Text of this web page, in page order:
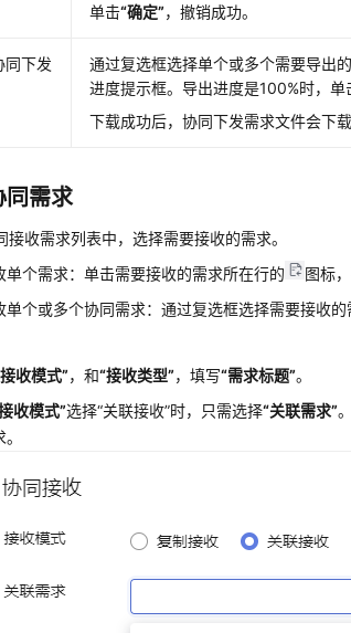
单击“确定”，撤销成功。
同下发
通过复选框选择单个或多个需要导出
进度提示框。导出进度是100%时，单
下载成功后，协同下发需求文件会下
同需求
接收需求列表中，选择需要接收的需求。
单个需求：单击需要接收的需求所在行的
图标
单个或多个协同需求：通过复选框选择需要接收
收模式”，和“接收类型”，填写“需求标题”。
收模式”选择“关联接收”时，只需选择“关联需求”